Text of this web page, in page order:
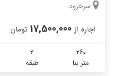
سرخرود
اجاره از 17,500,000 تومان
260
متر بنا
2
طبقه